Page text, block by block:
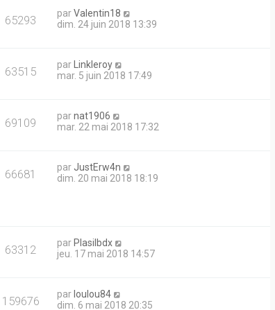
65293 parValentin18
dim. 24 juin 2018 13:39
63515 par
Linkleroy
mar. 5 juin 2018 17:49
69109 parnat1906
mar. 22 mai 2018 17:32
66681 par JustErw4n
dim. 20 mai 2018 18:19
63312 par Plasilbdx
jeu. 17 mai 2018 14:57
159676 par loulou84
dim. 6 mai 2018 20:35